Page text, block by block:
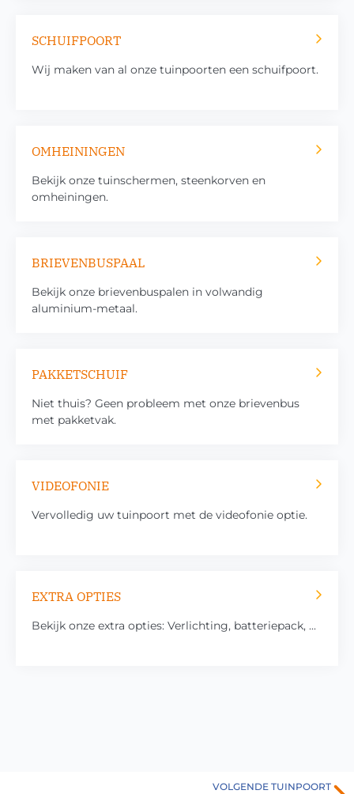
SCHUIFPOORT
Wij maken van al onze tuinpoorten een schuifpoort.
OMHEININGEN
Bekijk onze tuinschermen, steenkorven en
omheiningen.
BRIEVENBUSPAAL
Bekijk onze brievenbuspalen in volwandig
aluminium-metaal.
PAKKETSCHUIF
Niet thuis? Geen probleem met onze brievenbus
met pakketvak.
VIDEOFONIE
Vervolledig uw tuinpoort met de videofonie optie.
EXTRA OPTIES
Bekijk onze extra opties: Verlichting, batteriepack, ...
VOLGENDE TUINPOORT